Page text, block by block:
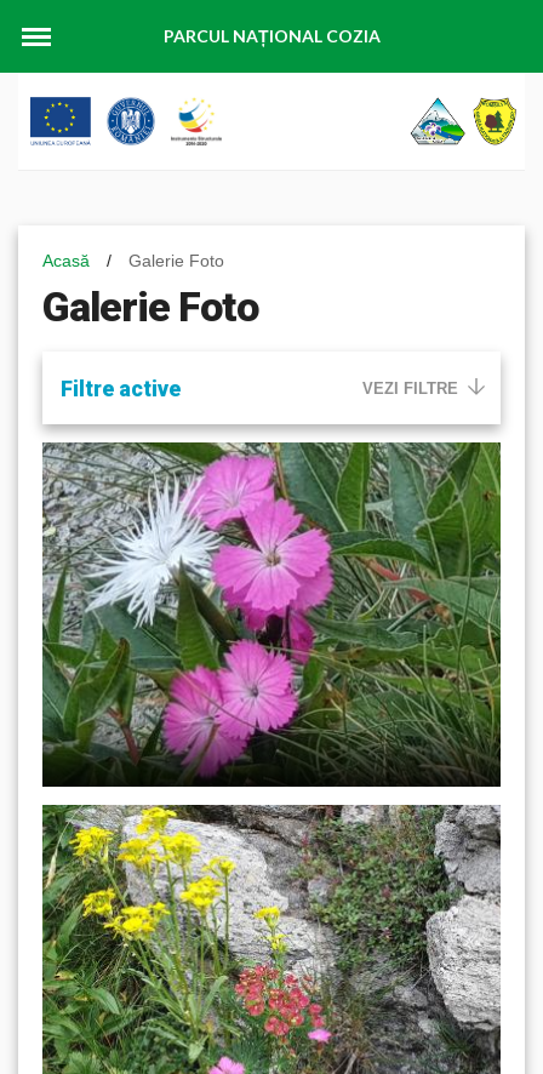
PARCUL NAȚIONAL COZIA
Acasă / Galerie Foto
Galerie Foto
Filtre active VEZI FILTRE